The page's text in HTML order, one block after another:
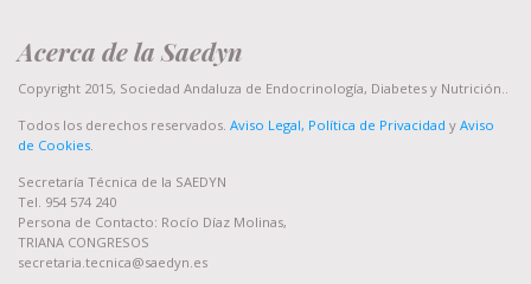
Acerca de la Saedyn
Copyright 2015, Sociedad Andaluza de Endocrinología, Diabetes y Nutrición..
Todos los derechos reservados. Aviso Legal, Política de Privacidad y Aviso
de Cookies.
Secretaría Técnica de la SAEDYN
Tel. 954 574 240
Persona de Contacto: Rocío Díaz Molinas,
TRIANA CONGRESOS
secretaria.tecnica@saedyn.es